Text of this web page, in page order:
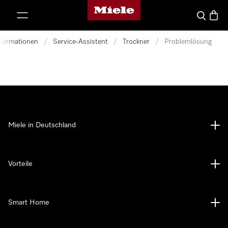
Miele-Homepage
Suche
/ Service-Assistent / Trockner / Problemlösung
Miele in Deutschland
Vorteile
Smart Home